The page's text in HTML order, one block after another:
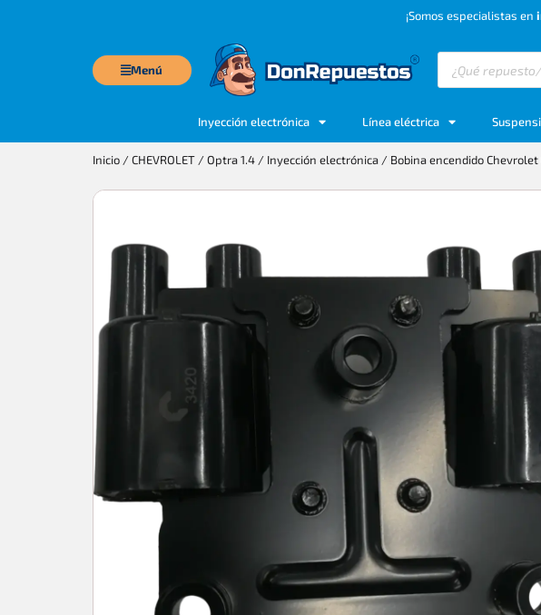
¡Somos especialistas en
Menú
Inyección electrónica Línea eléctrica
Inicio /CHEVROLET /Optra 1.4 / Inyección electrónica / Bobina encendido Chevrolet